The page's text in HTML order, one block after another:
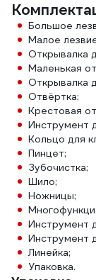
Большое
Малое
Открывалка
Маленькая
Открывалка
Отвёртка;
Крестовая
Инструмент
Кольцо для
Пинцет;
Зубочистка;
Шило;
Ножницы;
Инструмент
Инструмент
Линейка;
Упаковка.